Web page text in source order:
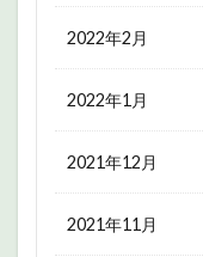
2022年2月
2022年1月
2021年12月
2021年11月